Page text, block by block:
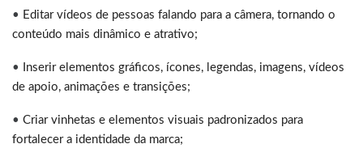
• Editar vídeos de pessoas falando para a câmera, tornando o
conteúdo mais dinâmico e atrativo;
•
Inserir elementos gráficos, ícones, legendas, imagens, vídeos
de apoio, animações e transições;
• Criar vinhetas e elementos visuais padronizados para
fortalecer a identidade da marca;